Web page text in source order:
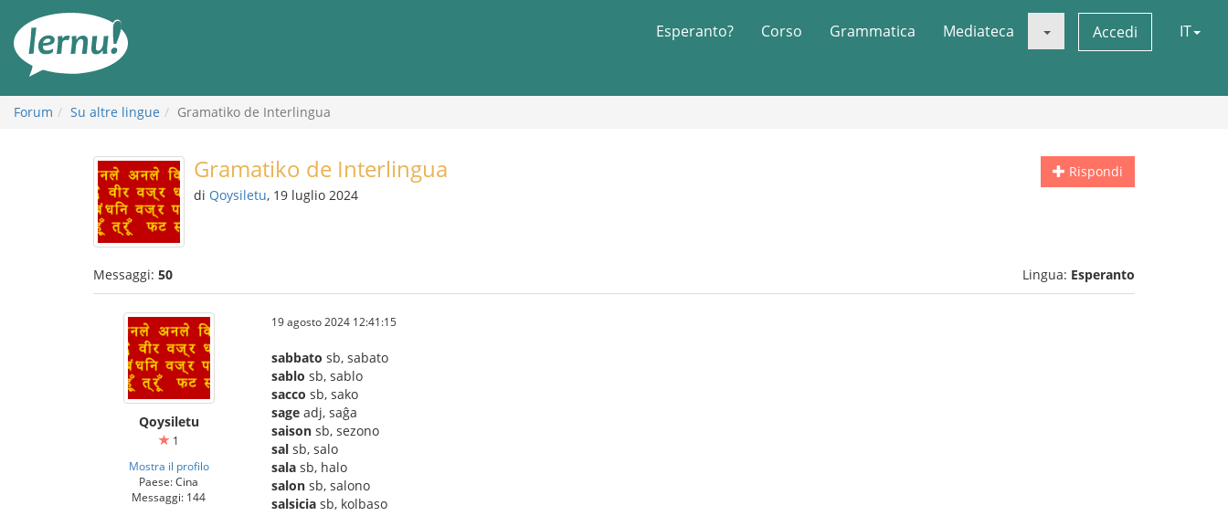
all’indice
Esperanto? Corso Grammatica Mediateca Accedi IT
Forum Su altre lingue Gramatiko de Interlingua
Rispondi
Gramatiko de Interlingua
di Qoysiletu, 19 luglio 2024
Messaggi: 50 Lingua: Esperanto
Qoysiletu
1
Mostra il profilo
Paese: Cina
Messaggi: 144
19 agosto 2024 12:41:15
sabbato sb, sabato
sablo sb, sablo
sacco sb, sako
sage adj, saĝa
saison sb, sezono
sal sb, salo
sala sb, halo
salon sb, salono
salsicia sb, kolbaso